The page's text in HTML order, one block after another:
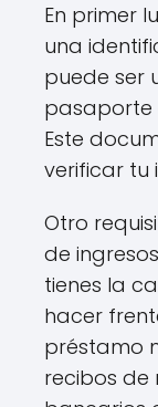
En primer
una
puede ser
pasaporte
Este
verificar tu
Otro
de
tienes la
hacer
préstamo
recibos de